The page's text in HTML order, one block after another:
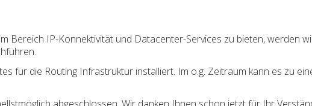
Bereich IP-Konnektivität und Datacenter-Services zu bieten, werden
für die Routing Infrastruktur installiert. Im o.g. Zeitraum kann es zu